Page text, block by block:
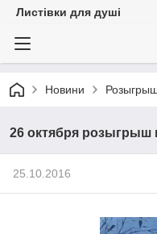
Листівки для душі
Новини
26 октября розыгрыш
25.10.2016